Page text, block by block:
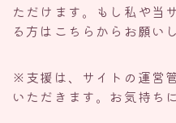
ただけます。もし私や当
る方はこちらからお願い
※支援は、サイトの運営
いただきます。お気持ち